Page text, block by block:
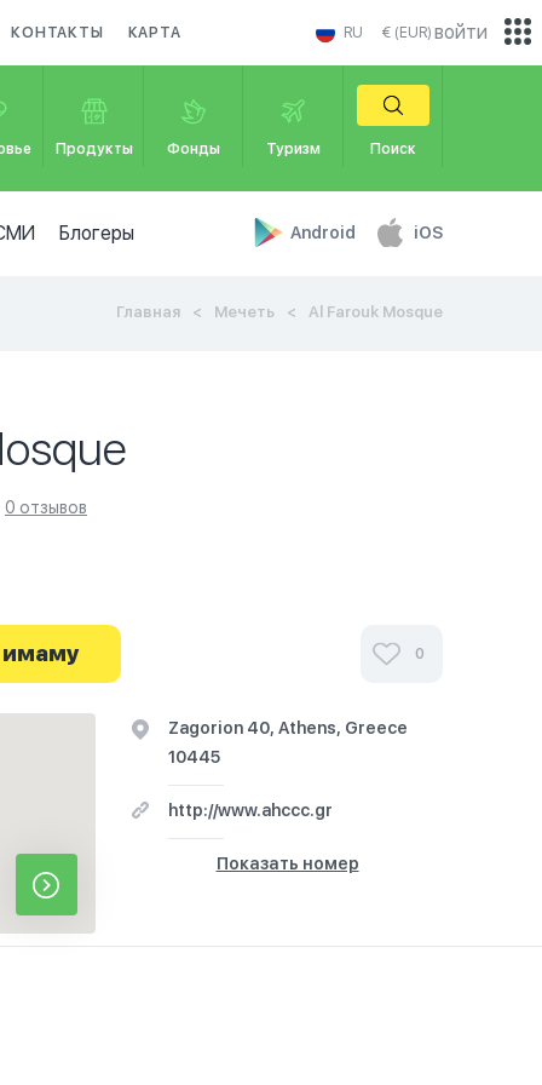
КОНТАКТЫ КАРТА RU € (EUR)
Продукты Фонды Туризм Поиск
Блогеры Android iOS
войти
Главная Мечеть Al Farouk Mosque
0 отзывов
посетителей Al Farouk Mosque в г.Аттика на
часах работы. Ваше духовное путешествие
имаму 0
Zagorion 40, Athens, Greece
10445
http://www.ahccc.gr
Показать номер